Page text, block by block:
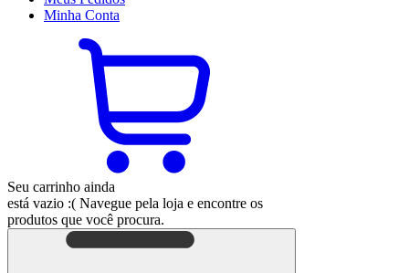
Minha Conta
Seu carrinho ainda
está vazio :( Navegue pela loja e encontre os
produtos que você procura.